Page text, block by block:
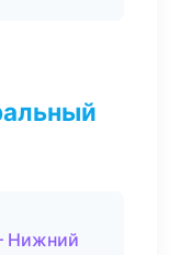
Нижний